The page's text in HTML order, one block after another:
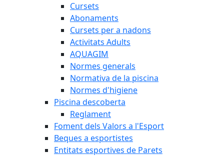
Cursets
Abonaments
Cursets per a nadons
Activitats Adults
AQUAGIM
Normes generals
Normativa de la piscina
Normes d'higiene
Piscina descoberta
Reglament
Foment dels Valors a l'Esport
Beques a esportistes
Entitats esportives de Parets